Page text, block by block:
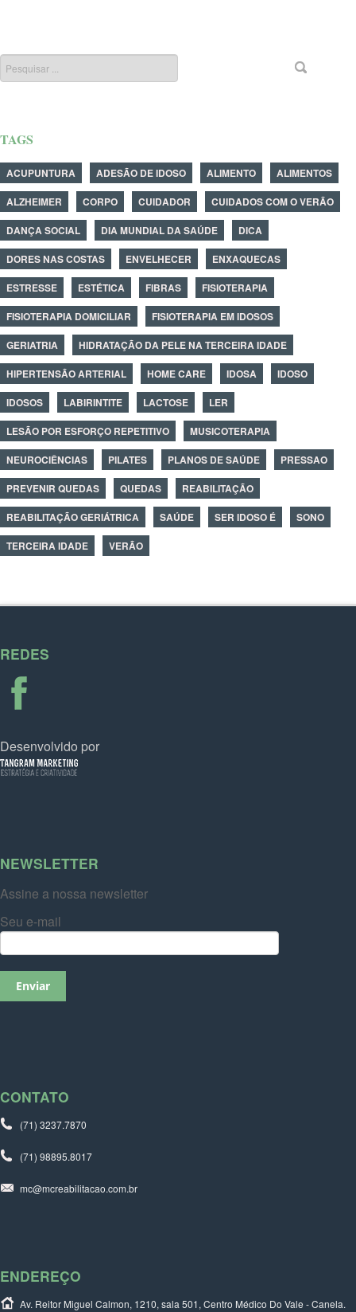
TAGS
ACUPUNTURA ADESÃO DE IDOSO ALIMENTO
ALIMENTOS
ALZHEIMER
CORPO CUIDADOR
CUIDADOS COM O VERÃO
DANÇA SOCIAL
DIA MUNDIAL DA SAÚDE
DICA
DORES NAS COSTAS
ENVELHECER
ENXAQUECAS
ESTRESSE
ESTÉTICA FIBRAS
FISIOTERAPIA
FISIOTERAPIA DOMICILIAR
FISIOTERAPIA EM IDOSOS
GERIATRIA
HIDRATAÇÃO DA PELE NA TERCEIRA IDADE
HIPERTENSÃO ARTERIAL
HOME CARE IDOSA
IDOSO
IDOSOS
LABIRINTITE LACTOSE
LER
LESÃO POR ESFORÇO REPETITIVO
MUSICOTERAPIA
NEUROCIÊNCIAS
PILATES PLANOS DE SAÚDE
PRESSAO
PREVENIR QUEDAS
QUEDAS
REABILITAÇÃO
REABILITAÇÃO GERIÁTRICA
SAÚDE SER IDOSO É
SONO
TERCEIRA IDADE
VERÃO
REDES
Desenvolvido por
NEWSLETTER
Assine a nossa newsletter
Seu e-mail
CONTATO
(71) 3237.7870
(71) 98895.8017
mc@mcreabilitacao.com.br
ENDEREÇO
Av. Reitor Miguel Calmon, 1210, sala 501, Centro Médico Do Vale - Canela.